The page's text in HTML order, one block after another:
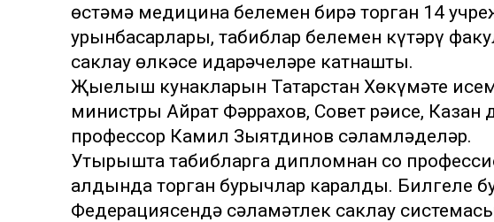
өстәмә медицина белемен бирә торган 14
урынбасарлары, табиблар белемен күтәрү
саклау өлкәсе идарәчеләре катнашты.
Җыелыш кунакларын Татарстан Хөкүмәте
министры Айрат Фәррахов, Совет рәисе,
профессор Камил Зыятдинов сәламләделәр.
Утырышта табибларга дипломнан соң
алдында торган бурычлар каралды. Билгеле
Федерациясендә сәламәтлек саклау